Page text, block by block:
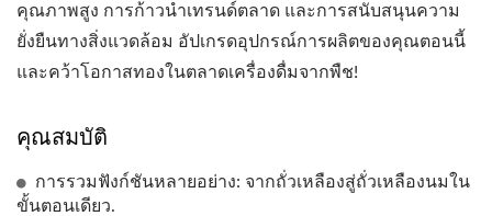
คุณภาพสูง การก้าวนำเทรนด์ตลาด และการสนับสนุนความ
ยั่งยืนทางสิ่งแวดล้อม อัปเกรดอุปกรณ์การผลิตของคุณตอนนี้
และคว้าโอกาสทองในตลาดเครื่องดื่มจากพืช!
คุณสมบัติ
การรวมฟังก์ชันหลายอย่าง: จากถั่วเหลืองสู่ถั่วเหลืองนมใน
ขั้นตอนเดียว.